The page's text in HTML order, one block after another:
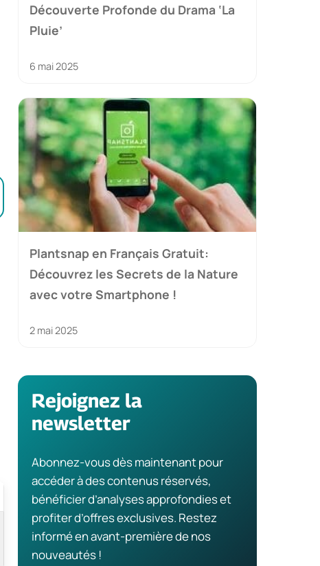
Découverte Profonde du Drama ‘La
Pluie’
6 mai 2025
Plantsnap en Français Gratuit:
Découvrez les Secrets de la Nature
avec votre Smartphone !
2 mai 2025
Rejoignez la
newsletter
Abonnez-vous dès maintenant pour
accéder à des contenus réservés,
bénéficier d’analyses approfondies et
profiter d’offres exclusives. Restez
informé en avant-première de nos
nouveautés !